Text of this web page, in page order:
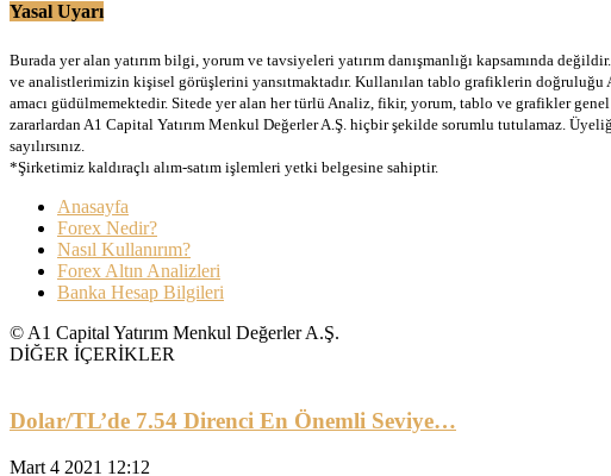
Yasal Uyarı
Burada yer alan yatırım bilgi, yorum ve tavsiyeleri yatırım danışmanlığı kapsamında
ve analistlerimizin kişisel görüşlerini yansıtmaktadır. Kullanılan tablo grafiklerin
amacı güdülmemektedir. Sitede yer alan her türlü Analiz, fikir, yorum, tablo ve grafikler
zararlardan A1 Capital Yatırım Menkul Değerler A.Ş. hiçbir şekilde sorumlu tutulamaz.
sayılırsınız.
*Şirketimiz kaldıraçlı alım-satım işlemleri yetki belgesine sahiptir.
Anasayfa
Forex Nedir?
Nasıl Kullanırım?
Forex Altın Analizleri
Banka Hesap Bilgileri
© A1 Capital Yatırım Menkul Değerler A.Ş.
DİĞER İÇERİKLER
Dolar/TL’de 7.54 Direnci En Önemli Seviye…
Mart 4 2021 12:12